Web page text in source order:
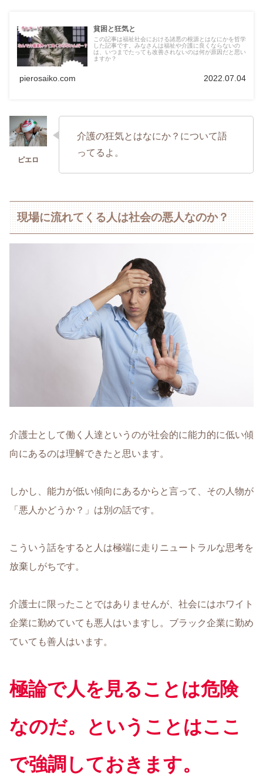
貧困と狂気と
この記事は福祉社会における諸悪の根源とはなにかを哲学
した記事です。みなさんは福祉や介護に良くならないの
は、いつまでたっても改善されないのは何が原因だと思い
ますか？
pierosaiko.com 2022.07.04
介護の狂気とはなにか？について語
ってるよ。
現場に流れてくる人は社会の悪人なのか？
介護士として働く人達というのが社会的に能力的に低い傾
向にあるのは理解できたと思います。
しかし、能力が低い傾向にあるからと言って、その人物が
「悪人かどうか？」は別の話です。
こういう話をすると人は極端に走りニュートラルな思考を
放棄しがちです。
介護士に限ったことではありませんが、社会にはホワイト
企業に勤めていても悪人はいますし。ブラック企業に勤め
ていても善人はいます。
極論で人を見ることは危険
なのだ。ということはここ
で強調しておきます。